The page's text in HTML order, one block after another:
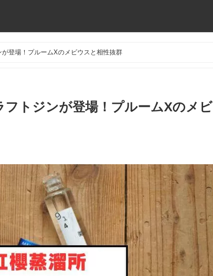
登場！プルームXのメビウスと相性抜群
トジンが登場！プルームXのメビ